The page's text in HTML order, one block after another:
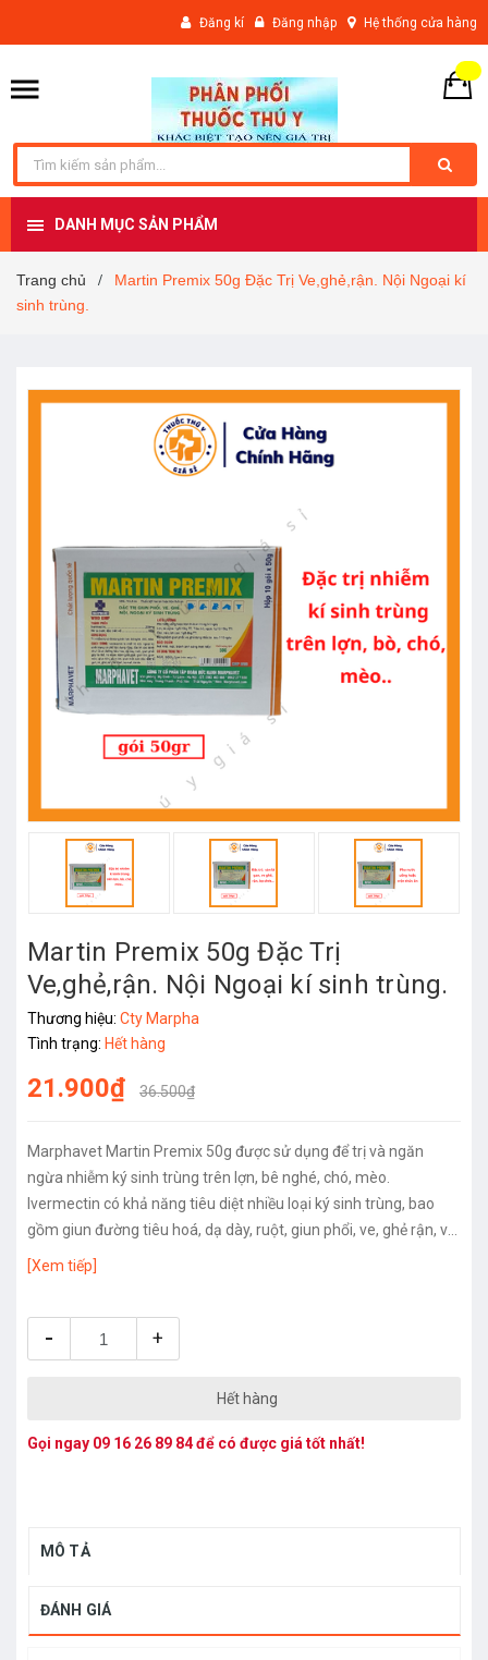
Đăng kí Đăng nhập Hệ thống cửa hàng
DANH MỤC SẢN PHẨM
Trang chủ /
Martin Premix 50g Đặc Trị Ve,ghẻ,rận. Nội Ngoại kí
sinh trùng.
Martin Premix 50g Đặc Trị
Ve,ghẻ,rận. Nội Ngoại kí sinh trùng.
Thương hiệu: Cty Marpha
Tình trạng: Hết hàng
21.900₫ 36.500₫
Marphavet Martin Premix 50g được sử dụng để trị và ngăn
ngừa nhiễm ký sinh trùng trên lợn, bê nghé, chó, mèo.
Ivermectin có khả năng tiêu diệt nhiều loại ký sinh trùng, bao
gồm giun đường tiêu hoá, dạ dày, ruột, giun phổi, ve, ghẻ rận, và
nhiều loại ký sinh trùng khác.
[Xem tiếp]
- +
Hết hàng
Gọi ngay 09 16 26 89 84để có được giá tốt nhất!
MÔ TẢ
ĐÁNH GIÁ